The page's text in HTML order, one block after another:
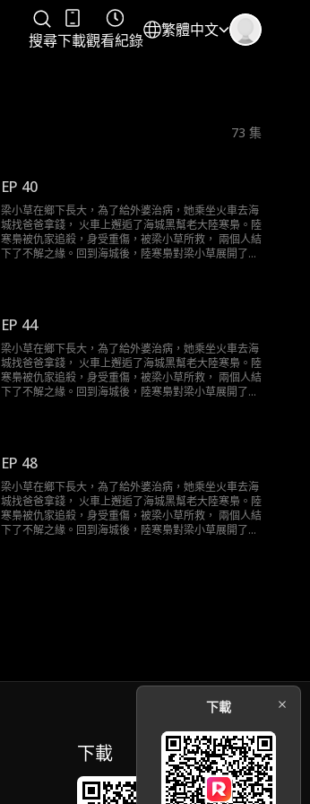
搜尋下載觀看紀錄
繁體中文
73 集
EP 40
梁小草在鄉下長大，為了給外婆治病，她乘坐火車去海
城找爸爸拿錢， 火車上邂逅了海城黑幫老大陸寒梟。陸
寒梟被仇家追殺，身受重傷，被梁小草所救， 兩個人結
下了不解之緣。回到海城後，陸寒梟對梁小草展開了霸
EP 44
梁小草在鄉下長大，為了給外婆治病，她乘坐火車去海
城找爸爸拿錢， 火車上邂逅了海城黑幫老大陸寒梟。陸
寒梟被仇家追殺，身受重傷，被梁小草所救， 兩個人結
下了不解之緣。回到海城後，陸寒梟對梁小草展開了霸
EP 48
梁小草在鄉下長大，為了給外婆治病，她乘坐火車去海
城找爸爸拿錢， 火車上邂逅了海城黑幫老大陸寒梟。陸
寒梟被仇家追殺，身受重傷，被梁小草所救， 兩個人結
下了不解之緣。回到海城後，陸寒梟對梁小草展開了霸
下載
下載